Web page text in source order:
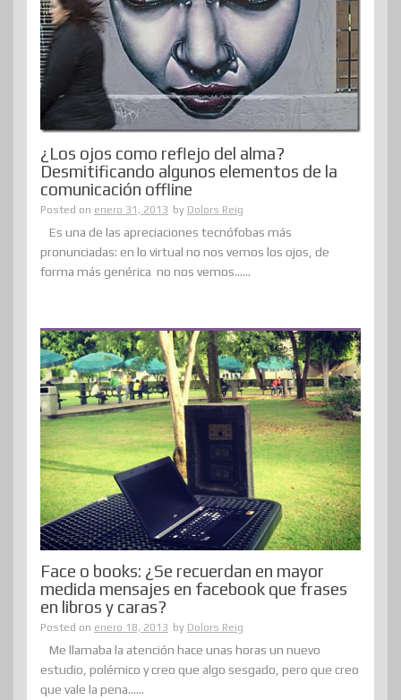
¿Los ojos como reflejo del alma?
Desmitificando algunos elementos de la
comunicación offline
Posted on enero 31, 2013 by Dolors Reig
Es una de las apreciaciones tecnófobas más
pronunciadas: en lo virtual no nos vemos los ojos, de
forma más genérica no nos vemos......
Face o books: ¿Se recuerdan en mayor
medida mensajes en facebook que frases
en libros y caras?
Posted on enero 18, 2013 by Dolors Reig
Me llamaba la atención hace unas horas un nuevo
estudio, polémico y creo que algo sesgado, pero que creo
que vale la pena......